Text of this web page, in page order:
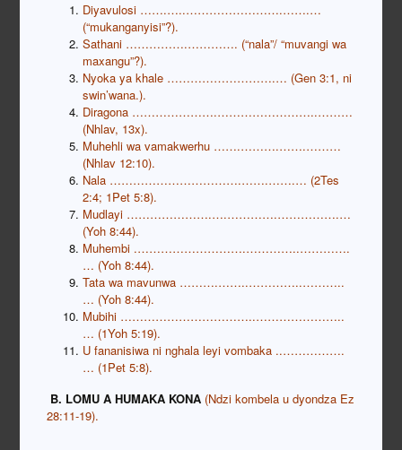
Diyavulosi …….…..…………………….…….…
(“mukanganyisi”?).
Sathani …………….…………. (“nala”/ “muvangi wa
maxangu”?).
Nyoka ya khale ……………………….… (Gen 3:1, ni
swin’wana.).
Diragona ………………….……………………..………
(Nhlav, 13x).
Muhehli wa vamakwerhu …….……….…….………
(Nhlav 12:10).
Nala …………………………….…….…….… (2Tes
2:4; 1Pet 5:8).
Mudlayi ………………….….………….…………….…
(Yoh 8:44).
Muhembi .……………………….…………..………….
… (Yoh 8:44).
Tata wa mavunwa ……….……..…………..………..
… (Yoh 8:44).
Mubihi ……………………………..…………………..
… (1Yoh 5:19).
U fananisiwa ni nghala leyi vombaka ..…………….
… (1Pet 5:8).
B. LOMU A HUMAKA KONA (Ndzi kombela u dyondza Ez
28:11-19).